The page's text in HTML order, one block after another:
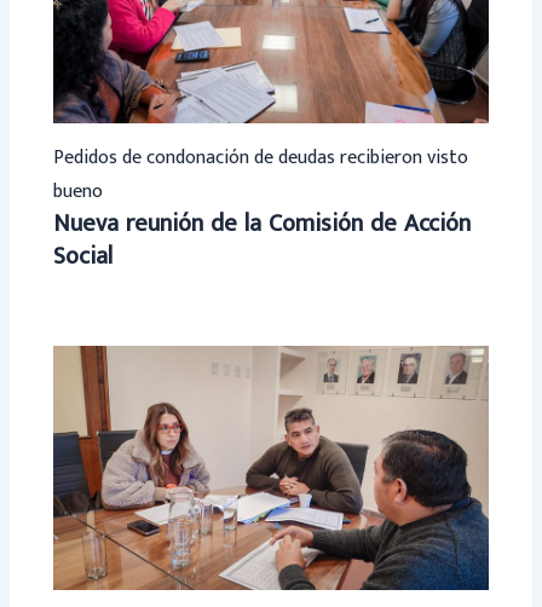
Pedidos de condonación de deudas recibieron visto
bueno
Nueva reunión de la Comisión de Acción
Social